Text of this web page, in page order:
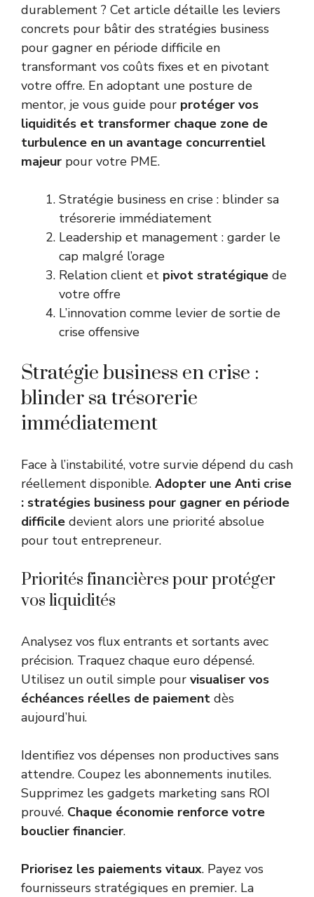
durablement ? Cet article détaille les leviers
concrets pour bâtir des stratégies business
pour gagner en période difficile en
transformant vos coûts fixes et en pivotant
votre offre. En adoptant une posture de
mentor, je vous guide pour protéger vos
liquidités et transformer chaque zone de
turbulence en un avantage concurrentiel
majeur pour votre PME.
Stratégie business en crise : blinder sa
trésorerie immédiatement
Leadership et management : garder le
cap malgré l’orage
Relation client et pivot stratégique de
votre offre
L’innovation comme levier de sortie de
crise offensive
Stratégie business en crise :
blinder sa trésorerie
immédiatement
Face à l’instabilité, votre survie dépend du cash
réellement disponible. Adopter une Anti crise
: stratégies business pour gagner en période
difficile devient alors une priorité absolue
pour tout entrepreneur.
Priorités financières pour protéger
vos liquidités
Analysez vos flux entrants et sortants avec
précision. Traquez chaque euro dépensé.
Utilisez un outil simple pour visualiser vos
échéances réelles de paiement dès
aujourd’hui.
Identifiez vos dépenses non productives sans
attendre. Coupez les abonnements inutiles.
Supprimez les gadgets marketing sans ROI
prouvé. Chaque économie renforce votre
bouclier financier.
Priorisez les paiements vitaux. Payez vos
fournisseurs stratégiques en premier. La